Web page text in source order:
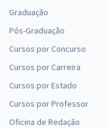
Graduação
Pós-Graduação
Cursos por Concurso
Cursos por Carreira
Cursos por Estado
Cursos por Professor
Oficina de Redação